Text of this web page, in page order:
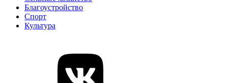
Благоустройство
Спорт
Культура